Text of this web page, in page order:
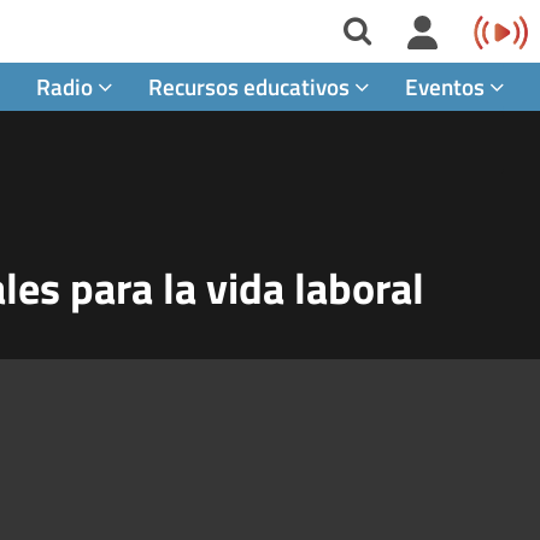
Radio Recursos educativos Eventos
para la vida laboral